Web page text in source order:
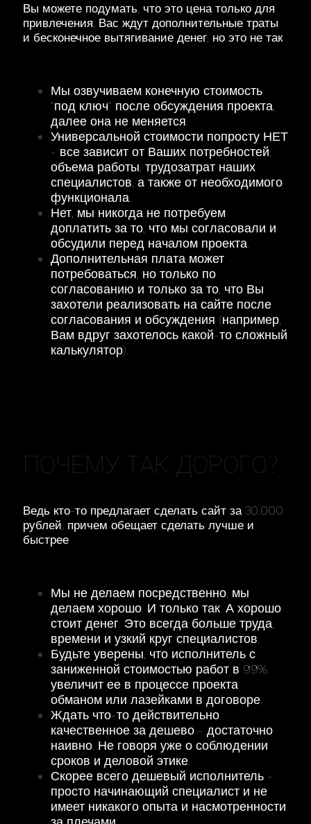
Вы можете подумать, что это цена только для
привлечения, Вас ждут дополнительные траты
и бесконечное вытягивание денег, но это не так
Мы озвучиваем конечную стоимость
"под ключ" после обсуждения проекта,
далее она не меняется.
Универсальной стоимости попросту НЕТ
- все зависит от Ваших потребностей,
объема работы, трудозатрат наших
специалистов, а также от необходимого
функционала.
Нет, мы никогда не потребуем
доплатить за то, что мы согласовали и
обсудили перед началом проекта.
Дополнительная плата может
потребоваться, но только по
согласованию и только за то, что Вы
захотели реализовать на сайте после
согласования и обсуждения (например,
Вам вдруг захотелось какой-то сложный
калькулятор).
ПОЧЕМУ ТАК ДОРОГО?
Ведь кто-то предлагает сделать сайт за 30.000
рублей, причем обещает сделать лучше и
быстрее
Мы не делаем посредственно, мы
делаем хорошо. И только так. А хорошо
стоит денег. Это всегда больше труда,
времени и узкий круг специалистов.
Будьте уверены, что исполнитель с
заниженной стоимостью работ в 99%
увеличит ее в процессе проекта
обманом или лазейками в договоре.
Ждать что-то действительно
качественное за дешево - достаточно
наивно. Не говоря уже о соблюдении
сроков и деловой этике.
Скорее всего дешевый исполнитель -
просто начинающий специалист и не
имеет никакого опыта и насмотренности